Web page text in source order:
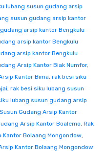
lubang susun gudang arsip
susun gudang arsip kantor
arsip kantor Bengkulu
arsip kantor Bengkulu
arsip kantor Bengkulu
Arsip Kantor Biak Numfor,
Kantor Bima, rak besi siku
, rak besi siku lubang susun
lubang susun gudang arsip
Gudang Arsip Kantor
Arsip Kantor Boalemo, Rak
Kantor Bolaang Mongondow,
Kantor Bolaang Mongondow